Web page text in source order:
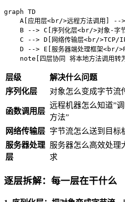
graph TD
A[应用层<br/>远程方法调用] --
B --> C[序列化层<br/>对象-字节
C --> D[网络传输层<br/>TCP/IP
D --> E[服务器端处理框架<br/
note[四层协同 将本地方法调用转
层级 解决什么问题
序列化层
对象怎么变成字节流
函数调用层
远程机器怎么知道”
方法”
网络传输层 字节流怎么送到目标
服务器处理
层
服务器怎么高效处理
求
逐层拆解：每一层在干什么